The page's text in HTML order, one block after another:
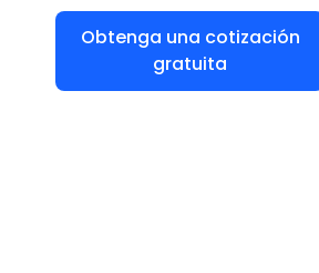
Obtenga una cotización
gratuita